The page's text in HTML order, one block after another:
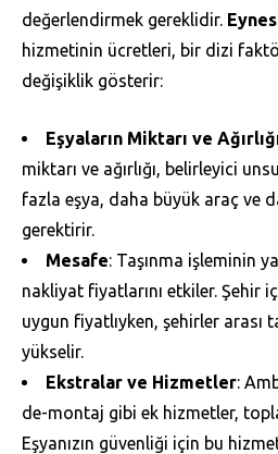
değerlendirmek gereklidir.
hizmetinin ücretleri, bir dizi
değişiklik gösterir:
Eşyaların Miktarı ve
miktarı ve ağırlığı, belirleyici
fazla eşya, daha büyük araç ve
gerektirir.
Mesafe: Taşınma işleminin
nakliyat fiyatlarını etkiler. Şehir
uygun fiyatlıyken, şehirler arası
yükselir.
Ekstralar ve Hizmetler:
de-montaj gibi ek hizmetler,
Eşyanızın güvenliği için bu